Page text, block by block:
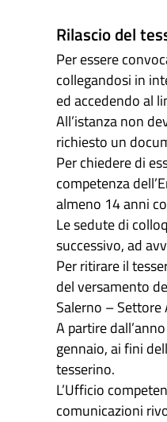
Rilascio del
Per essere
collegandosi in
ed accedendo al
All’istanza non
richiesto un
Per chiedere di
competenza
almeno 14 anni
Le sedute di
successivo, ad
Per ritirare il
del versamento
Salerno –
A partire
gennaio, ai fini
tesserino.
L’Ufficio
comunicazioni